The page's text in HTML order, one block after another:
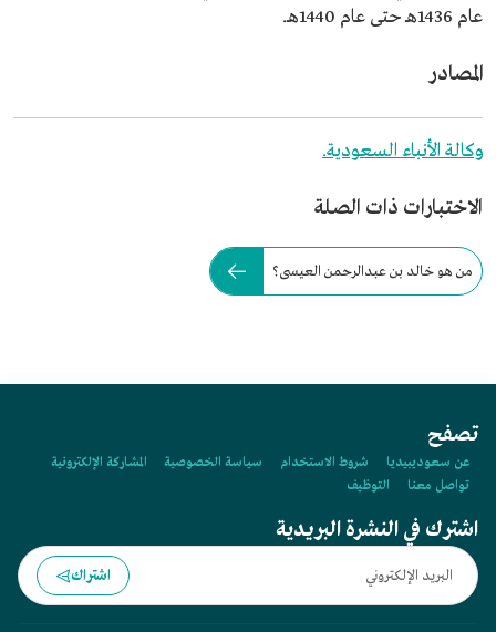
عام 1436هـ حتى عام 1440هـ.
المصادر
وكالة الأنباء السعودية.
الاختبارات ذات الصلة
من هو خالد بن عبدالرحمن العيسى؟
تصفح
عن سعوديبيديا شروط الاستخدام سياسة الخصوصية
المشاركة الإلكترونية
تواصل معنا
التوظيف
اشترك في النشرة البريدية
اشتراك